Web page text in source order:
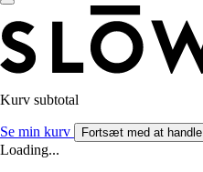
Kurv subtotal
Se min kurv Fortsæt med at handle
Loading...